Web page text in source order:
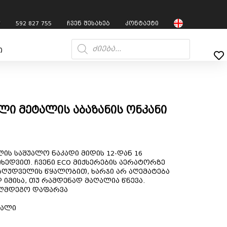
592 827 755 ჩვენ შესახებ კონტაქტი
მეტალის აბაზანის ონკანი
საშუალო ნაკადი მიდის 12-დან 16
ჩვენი ECO მიქსერების აერატორზე
წყალობით, ხარჯი არ აღემატება
თუ რამდენად მაღალია წნევა.
დაფარვა